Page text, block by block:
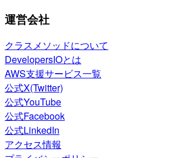
運営会社
クラスメソッドについて
DevelopersIOとは
AWS支援サービス一覧
公式X(Twitter)
公式YouTube
公式Facebook
公式LinkedIn
アクセス情報